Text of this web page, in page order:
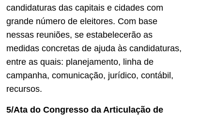
candidaturas das capitais e cidades com
grande número de eleitores. Com base
nessas reuniões, se estabelecerão as
medidas concretas de ajuda às candidaturas,
entre as quais: planejamento, linha de
campanha, comunicação, jurídico, contábil,
recursos.
5/Ata do Congresso da Articulação de